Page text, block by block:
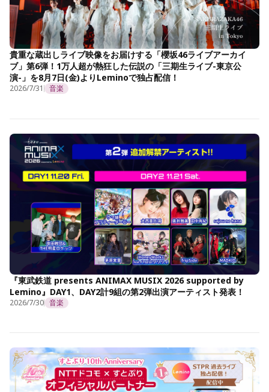
貴重な蔵出しライブ映像をお届けする「櫻坂46ライブアーカイ
ブ」第6弾！1万人超が熱狂した伝説の「三期生ライブ-東京公
演-」を8月7日(金)よりLeminoで独占配信！
2026/7/31 音楽
『東武鉄道 presents ANIMAX MUSIX 2026 supported by
Lemino』DAY1、DAY2計9組の第2弾出演アーティスト発表！
2026/7/30 音楽